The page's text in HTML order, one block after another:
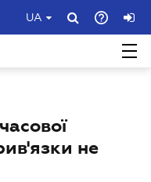
UA
не